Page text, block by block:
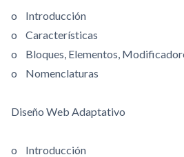
o Introducción
o Características
o Bloques, Elementos,
o Nomenclaturas
Diseño Web Adaptativo
o Introducción